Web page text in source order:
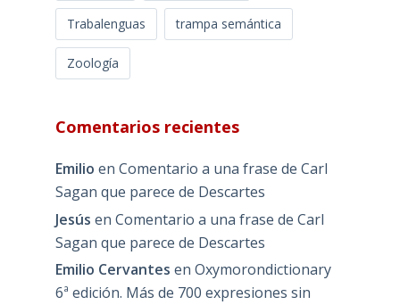
Trabalenguas trampa semántica
Zoología
Comentarios recientes
Emilio en Comentario a una frase de Carl
Sagan que parece de Descartes
Jesús en Comentario a una frase de Carl
Sagan que parece de Descartes
Emilio Cervantes en Oxymorondictionary
6ª edición. Más de 700 expresiones sin